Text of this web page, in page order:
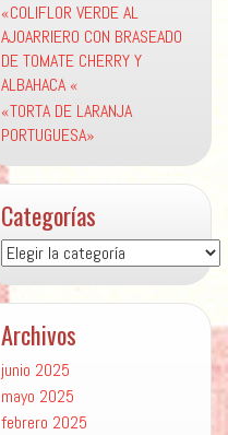
«COLIFLOR VERDE AL
AJOARRIERO CON BRASEADO
DE TOMATE CHERRY Y
ALBAHACA «
«TORTA DE LARANJA
PORTUGUESA»
Categorías
Categorías
Archivos
junio 2025
mayo 2025
febrero 2025